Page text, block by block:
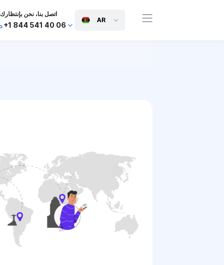
اتصل بنا، نحن بإنتظارك
+1 844 541 40 06
AR